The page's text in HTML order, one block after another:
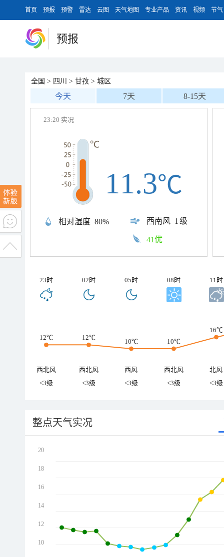
首页 预报 预警 雷达 云图 天气地图 专业产品 资讯 视频 节气
预报
全国 > 四川 > 甘孜 > 城区
今天 7天 8-15天
23:20 实况
相对湿度 80% 西南风 1级
11.3℃
41优
23时 02时 05时 08时 11时
12℃ 12℃
10℃ 10℃
16℃
西北风 西北风 西风 西北风
北风
<3级
<3级 <3级 <3级 <3级
整点天气实况
20
18
16
14
12
10